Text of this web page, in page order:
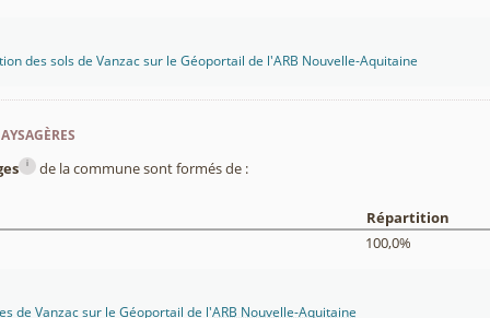
des sols de Vanzac sur le Géoportail de l'ARB Nouvelle-Aquitaine
i de la commune sont formés de :
Répartition
100,0%
de Vanzac sur le Géoportail de l'ARB Nouvelle-Aquitaine